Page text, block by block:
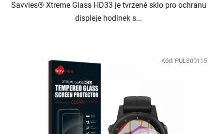
Savvies® Xtreme Glass HD33 je tvrzené sklo pro ochranu
displeje hodinek s...
Kód: PULS00115